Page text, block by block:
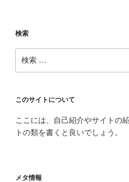
ン
検索
索:
このサイトについて
ここには、自己紹介やサイトの
トの類を書くと良いでしょう。
メタ情報